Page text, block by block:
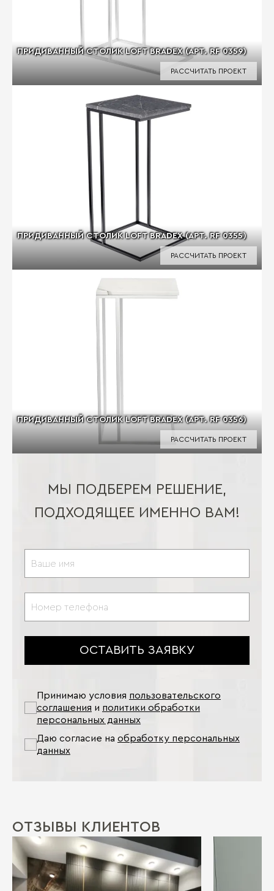
ПРИДИВАННЫЙ СТОЛИК LOFT BRADEX (АРТ. RF 0359)
РАССЧИТАТЬ ПРОЕКТ
ПРИДИВАННЫЙ СТОЛИК LOFT BRADEX (АРТ. RF 0355)
РАССЧИТАТЬ ПРОЕКТ
ПРИДИВАННЫЙ СТОЛИК LOFT BRADEX (АРТ. RF 0356)
РАССЧИТАТЬ ПРОЕКТ
МЫ ПОДБЕРЕМ РЕШЕНИЕ,
ПОДХОДЯЩЕЕ ИМЕННО ВАМ!
ОСТАВИТЬ ЗАЯВКУ
Принимаю условия пользовательского
соглашения и политики обработки
персональных данных
Даю согласие на обработку персональных
данных
ОТЗЫВЫ КЛИЕНТОВ